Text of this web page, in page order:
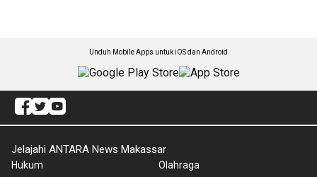
Unduh Mobile Apps untuk iOS dan Android
Jelajahi ANTARA News Makassar
Hukum
Olahraga